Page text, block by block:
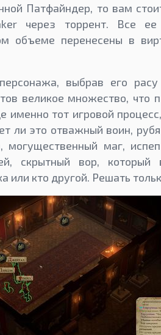
Патфайндер, то вам
через торрент. Все ее
объеме перенесены в
выбрав его
великое множество, что
именно тот игровой
ли это отважный воин,
могущественный маг,
скрытный вор, который
или кто другой. Решать